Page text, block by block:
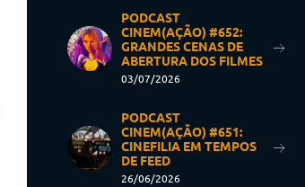
PODCAST
CINEM(AÇÃO) #652:
GRANDES CENAS DE
ABERTURA DOS FILMES
03/07/2026
PODCAST
CINEM(AÇÃO) #651:
CINEFILIA EM TEMPOS
DE FEED
26/06/2026